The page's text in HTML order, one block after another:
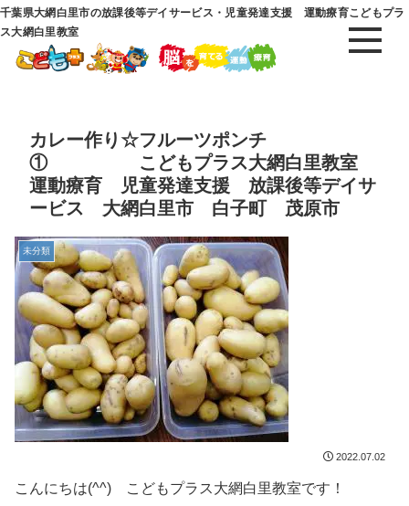
千葉県大網白里市の放課後等デイサービス・児童発達支援 運動療育こどもプラ
ス大網白里教室
カレー作り☆フルーツポンチ
① こどもプラス大網白里教室
運動療育 児童発達支援 放課後等デイサ
ービス 大網白里市 白子町 茂原市
未分類
2022.07.02
こんにちは(^^) こどもプラス大網白里教室です！